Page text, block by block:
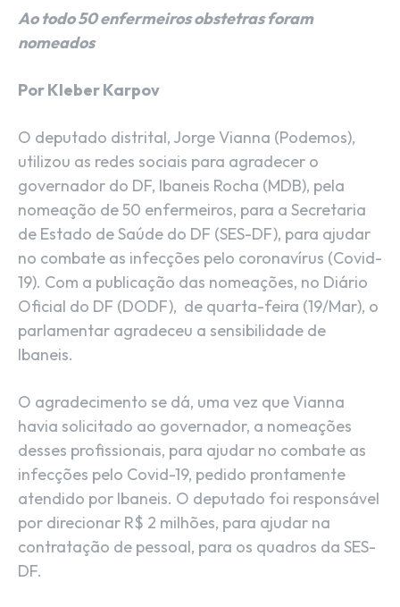
Ao todo 50 enfermeiros obstetras foram
nomeados
Por Kleber Karpov
O deputado distrital, Jorge Vianna (Podemos),
utilizou as redes sociais para agradecer o
governador do DF, Ibaneis Rocha (MDB), pela
nomeação de 50 enfermeiros, para a Secretaria
de Estado de Saúde do DF (SES-DF), para ajudar
no combate as infecções pelo coronavírus (Covid-
19). Com a publicação das nomeações, no Diário
Oficial do DF (DODF), de quarta-feira (19/Mar), o
parlamentar agradeceu a sensibilidade de
Ibaneis.
O agradecimento se dá, uma vez que Vianna
havia solicitado ao governador, a nomeações
desses profissionais, para ajudar no combate as
infecções pelo Covid-19, pedido prontamente
atendido por Ibaneis. O deputado foi responsável
por direcionar R$ 2 milhões, para ajudar na
contratação de pessoal, para os quadros da SES-
DF.